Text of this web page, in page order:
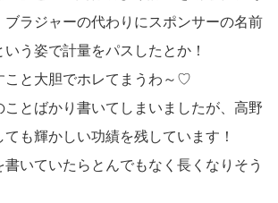
ブラジャーの代わりにスポンサーの名前
う姿で計量をパスしたとか！
こと大胆でホレてまうわ～♡
ことばかり書いてしまいましたが、高野
も輝かしい功績を残しています！
いていたらとんでもなく長くなりそう